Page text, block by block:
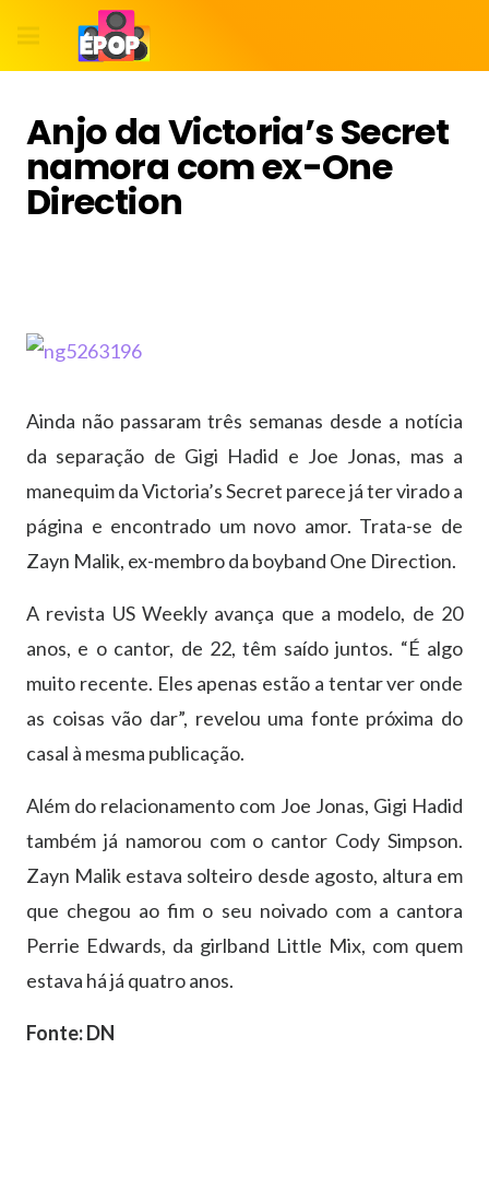
Anjo da Victoria’s Secret
namora com ex-One
Direction
Ainda não passaram três semanas desde a notícia
da separação de Gigi Hadid e Joe Jonas, mas a
manequim da Victoria’s Secret parece já ter virado a
página e encontrado um novo amor. Trata-se de
Zayn Malik, ex-membro da boyband One Direction.
A revista US Weekly avança que a modelo, de 20
anos, e o cantor, de 22, têm saído juntos. “É algo
muito recente. Eles apenas estão a tentar ver onde
as coisas vão dar”, revelou uma fonte próxima do
casal à mesma publicação.
Além do relacionamento com Joe Jonas, Gigi Hadid
também já namorou com o cantor Cody Simpson.
Zayn Malik estava solteiro desde agosto, altura em
que chegou ao fim o seu noivado com a cantora
Perrie Edwards, da girlband Little Mix, com quem
estava há já quatro anos.
Fonte: DN